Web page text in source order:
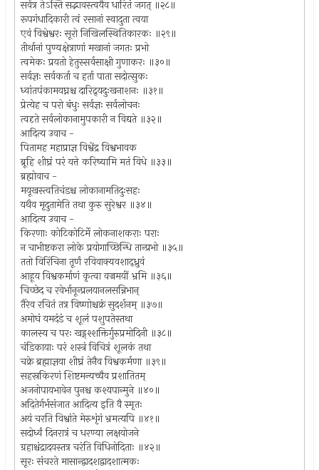
सर्वत्र तेऽस्ति सद्भावस्त्वयैव धारितं जगत् ॥२८॥
रूपगंधादिकारी त्वं रसानां स्वादुता त्वया
एवं विश्वेश्वरः सूरो निखिलस्थितिकारकः ॥२९॥
तीर्थानां पुण्यक्षेत्राणां मखानां जगतः प्रभो
त्वमेकः प्रयतो हेतुस्सर्वसाक्षी गुणाकरः ॥३०॥
सर्वज्ञः सर्वकर्ता च हर्ता पाता सदोत्सुकः
ध्वांतपंकामयघ्नश्च दारिद्र्यदुःखनाशनः ॥३१॥
प्रेत्येह च परो बंधुः सर्वज्ञः सर्वलोचनः
त्वदृते सर्वलोकानामुपकारी न विद्यते ॥३२॥
आदित्य उवाच -
पितामह महाप्राज्ञ विश्वेंद्र विश्वभावक
ब्रूहि शीघ्रं परं यत्ते करिष्यामि मतं विधे ॥३३॥
ब्रह्मोवाच -
मयूखस्त्वतिचंडश्च लोकानामतिदुःसहः
यथैव मृदुतामेति तथा कुरु सुरेश्वर ॥३४॥
आदित्य उवाच -
किरणाः कोटिकोटिर्मे लोकनाशकराः पराः
न चाभीष्टकरा लोके प्रयोगाच्छिन्धि तान्प्रभो ॥३५॥
ततो विरिंचिना तूर्णं रविवाक्यवशाद्ध्रुवं
आहूय विश्वकर्माणं कृत्वा वज्रमयीं भ्रमि ॥३६॥
चिच्छेद च रवेर्भानून्प्रलयानलसन्निभान्
तैरेव रचितं तत्र विष्णोश्चक्रं सुदर्शनम् ॥३७॥
अमोघं यमदंडं च शूलं पशुपतेस्तथा
कालस्य च परः खड्गश्शक्तिर्गुरुप्रमोदिनी ॥३८॥
चंडिकायाः परं शस्त्रं विचित्रं शूलकं तथा
चक्रे ब्रह्माज्ञया शीघ्रं तेनैव विश्वकर्मणा ॥३९॥
सहस्रकिरणं शिष्टमन्यच्चैव प्रशातितम्
अजनोपायभावेन पुनश्च कश्यपान्मुने ॥४०॥
अदितेर्गर्भसंजात आदित्य इति वै स्मृतः
अयं चरति विश्वांते मेरुशृंगं भ्रमत्यपि ॥४१॥
सदोर्ध्वं दिनरात्रं च धरण्या लक्षयोजने
ग्रहाश्चंद्रादयस्तत्र चरंति विधिनोदिताः ॥४२॥
सूरः संचरते मासान्द्वादशद्वादशात्मकः